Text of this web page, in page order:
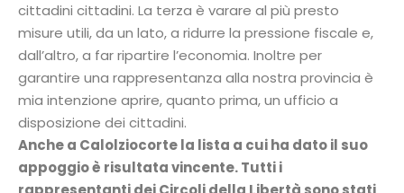
cittadini cittadini. La terza è varare al più presto
misure utili, da un lato, a ridurre la pressione fiscale e,
dall’altro, a far ripartire l’economia. Inoltre per
garantire una rappresentanza alla nostra provincia è
mia intenzione aprire, quanto prima, un ufficio a
disposizione dei cittadini.
Anche a Calolziocorte la lista a cui ha dato il suo
appoggio è risultata vincente. Tutti i